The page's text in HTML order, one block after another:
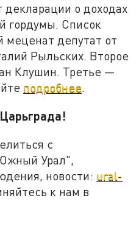
о доходах
гордумы. Список
меценат депутат от
Рыльских. Второе
Клушин. Третье —
подробнее.
с
Урал",
новости: ural-
к нам в